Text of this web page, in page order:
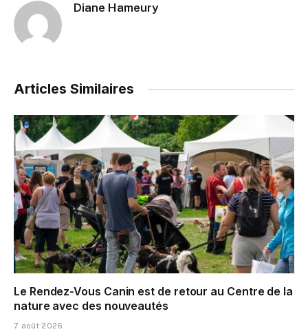
Diane Hameury
Articles Similaires
Le Rendez-Vous Canin est de retour au Centre de la
nature avec des nouveautés
7 août 2026